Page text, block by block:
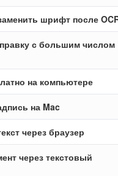
шрифт после
с большим числом
на компьютере
на Mac
через браузер
через текстовый